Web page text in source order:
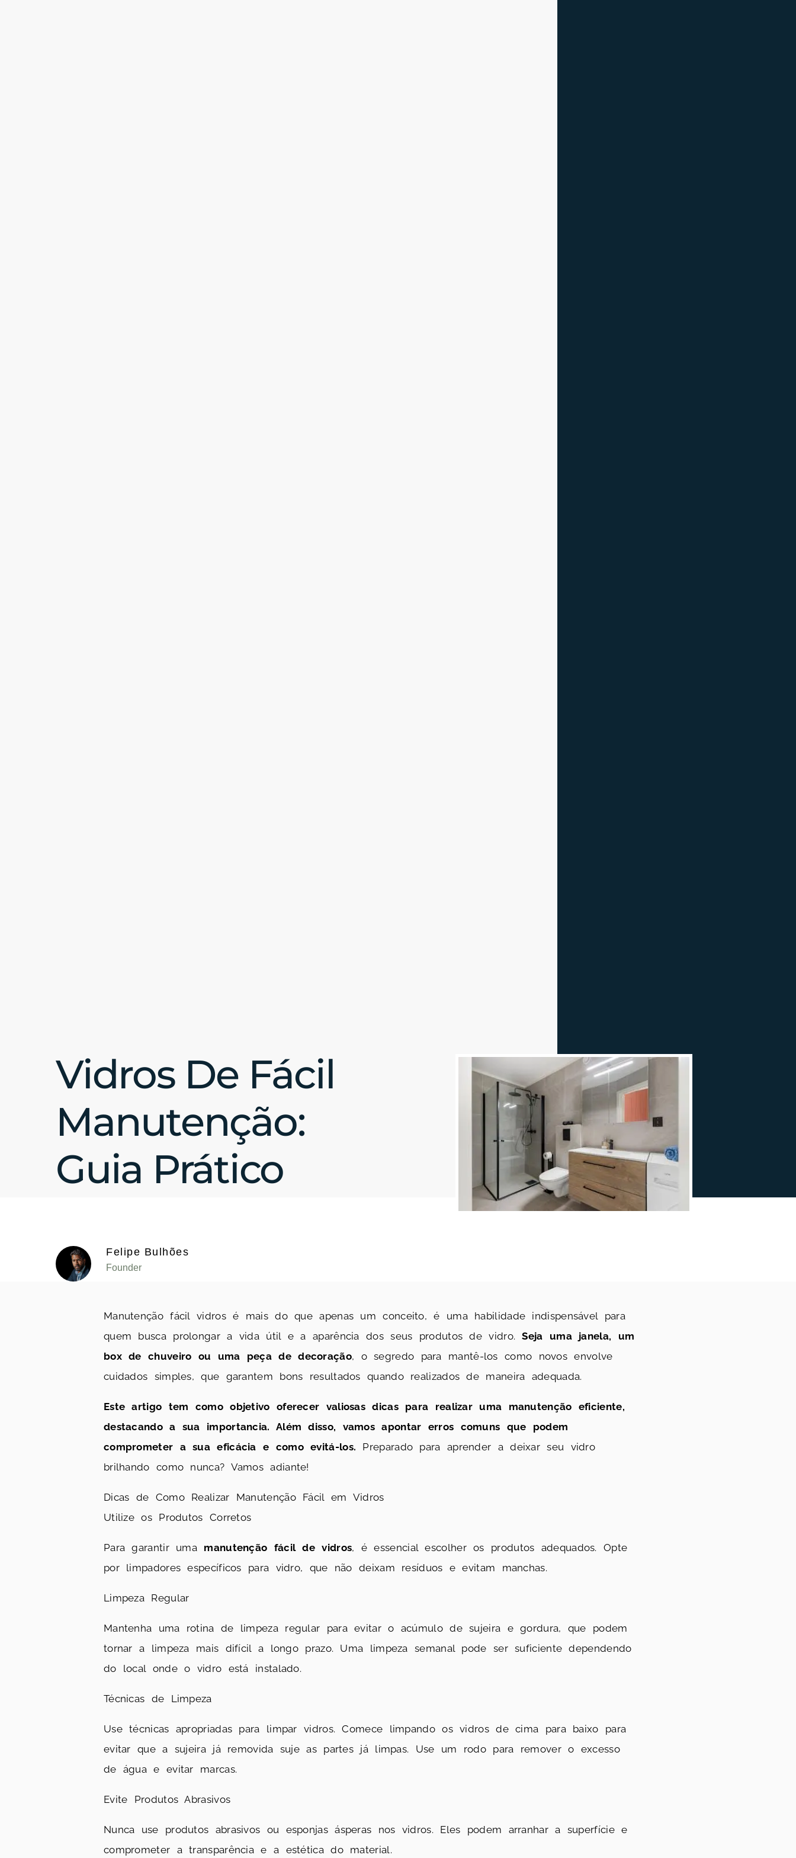
Vidros De Fácil
Manutenção:
Guia Prático
Felipe Bulhões
Founder
Manutenção fácil vidros é mais do que apenas um conceito, é uma habilidade indispensável para
quem busca prolongar a vida útil e a aparência dos seus produtos de vidro.Seja uma janela, um
box de chuveiro ou uma peça de decoração, o segredo para mantê-los como novos envolve
cuidados simples, que garantem bons resultados quando realizados de maneira adequada.
Este artigo tem como objetivo oferecer valiosas dicas para realizar uma manutenção eficiente,
destacando a sua importancia. Além disso, vamos apontar erros comuns que podem
comprometer a sua eficácia e como evitá-los. Preparado para aprender a deixar seu vidro
brilhando como nunca? Vamos adiante!
Dicas de Como Realizar Manutenção Fácil em Vidros
Utilize os Produtos Corretos
Para garantir uma manutenção fácil de vidros, é essencial escolher os produtos adequados. Opte
por limpadores específicos para vidro, que não deixam resíduos e evitam manchas.
Limpeza Regular
Mantenha uma rotina de limpeza regular para evitar o acúmulo de sujeira e gordura, que podem
tornar a limpeza mais difícil a longo prazo. Uma limpeza semanal pode ser suficiente dependendo
do local onde o vidro está instalado.
Técnicas de Limpeza
Use técnicas apropriadas para limpar vidros. Comece limpando os vidros de cima para baixo para
evitar que a sujeira já removida suje as partes já limpas. Use um rodo para remover o excesso
de água e evitar marcas.
Evite Produtos Abrasivos
Nunca use produtos abrasivos ou esponjas ásperas nos vidros. Eles podem arranhar a superfície e
comprometer a transparência e a estética do material.